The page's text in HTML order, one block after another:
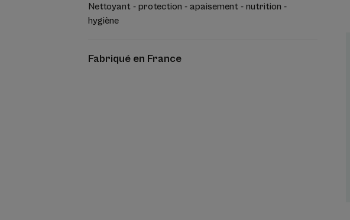
Nettoyant - protection - apaisement - nutrition -
hygiène
Fabriqué en France